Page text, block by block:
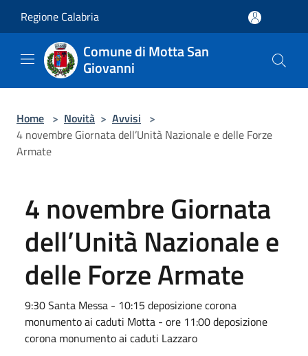
Regione Calabria
Comune di Motta San
Giovanni
Home > Novità > Avvisi >
4 novembre Giornata dell’Unità Nazionale e delle Forze
Armate
4 novembre Giornata
dell’Unità Nazionale e
delle Forze Armate
9:30 Santa Messa - 10:15 deposizione corona
monumento ai caduti Motta - ore 11:00 deposizione
corona monumento ai caduti Lazzaro